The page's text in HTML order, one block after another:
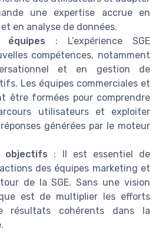
une expertise accrue en
en analyse de données.
équipes : L’expérience SGE
compétences, notamment
et en gestion de
Les équipes commerciales et
être formées pour comprendre
utilisateurs et exploiter
générées par le moteur
objectifs : Il est essentiel de
des équipes marketing et
de la SGE. Sans une vision
est de multiplier les efforts
résultats cohérents dans la